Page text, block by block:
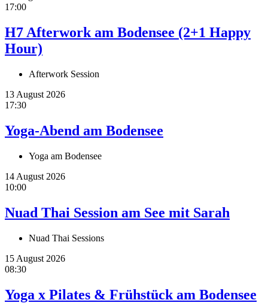
17:00
H7 Afterwork am Bodensee (2+1 Happy
Hour)
Afterwork Session
13 August 2026
17:30
Yoga-Abend am Bodensee
Yoga am Bodensee
14 August 2026
10:00
Nuad Thai Session am See mit Sarah
Nuad Thai Sessions
15 August 2026
08:30
Yoga x Pilates & Frühstück am Bodensee